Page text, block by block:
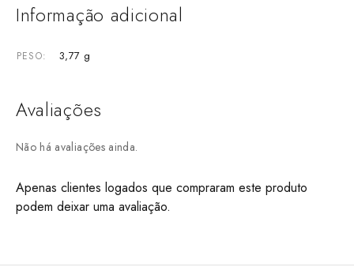
Informação adicional
PESO 3,77 g
Avaliações
Não há avaliações ainda.
Apenas clientes logados que compraram este produto
podem deixar uma avaliação.